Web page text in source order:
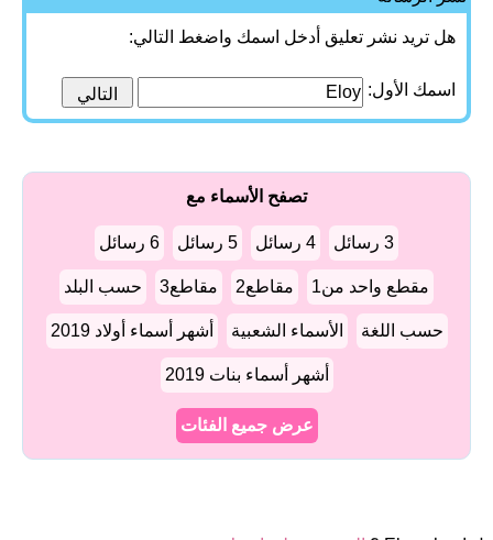
هل تريد نشر تعليق أدخل اسمك واضغط التالي:
اسمك الأول:
تصفح الأسماء مع
3 رسائل 4 رسائل 5 رسائل 6 رسائل
مقطع واحد من1 مقاطع2 مقاطع3 حسب البلد
حسب اللغة الأسماء الشعبية أشهر أسماء أولاد 2019
أشهر أسماء بنات 2019
عرض جميع الفئات